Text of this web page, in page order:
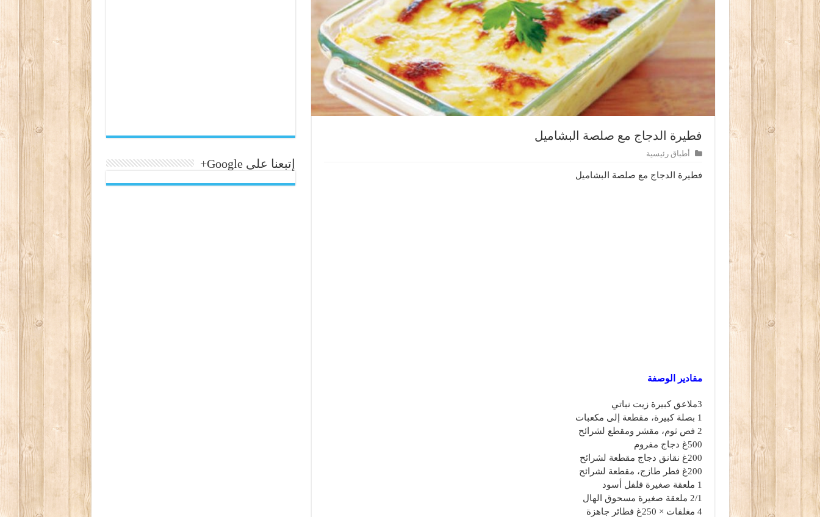
فطيرة الدجاج مع صلصة البشاميل
أطباق رئيسية
فطيرة الدجاج مع صلصة البشاميل
مقادير الوصفة
3ملاعق كبيرة زيت نباتي
1 بصلة كبيرة، مقطعة إلى مكعبات
2 فص ثوم، مقشر ومقطع لشرائح
500غ دجاج مفروم
200غ نقانق دجاج مقطعة لشرائح
200غ فطر طازج، مقطعة لشرائح
1 ملعقة صغيرة فلفل أسود
2/1 ملعقة صغيرة مسحوق الهال
4 مغلفات × 250غ فطائر جاهزة
إتبعنا على Google+